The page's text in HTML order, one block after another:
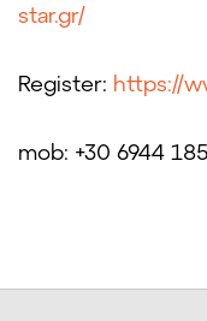
star.gr/
Register: https://
mob: +30 6944